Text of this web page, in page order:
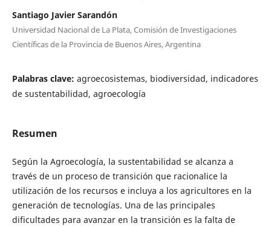
Santiago Javier Sarandón
Universidad Nacional de La Plata, Comisión de Investigaciones
Científicas de la Provincia de Buenos Aires, Argentina
Palabras clave: agroecosistemas, biodiversidad, indicadores
de sustentabilidad, agroecología
Resumen
Según la Agroecología, la sustentabilidad se alcanza a
través de un proceso de transición que racionalice la
utilización de los recursos e incluya a los agricultores en la
generación de tecnologías. Una de las principales
dificultades para avanzar en la transición es la falta de